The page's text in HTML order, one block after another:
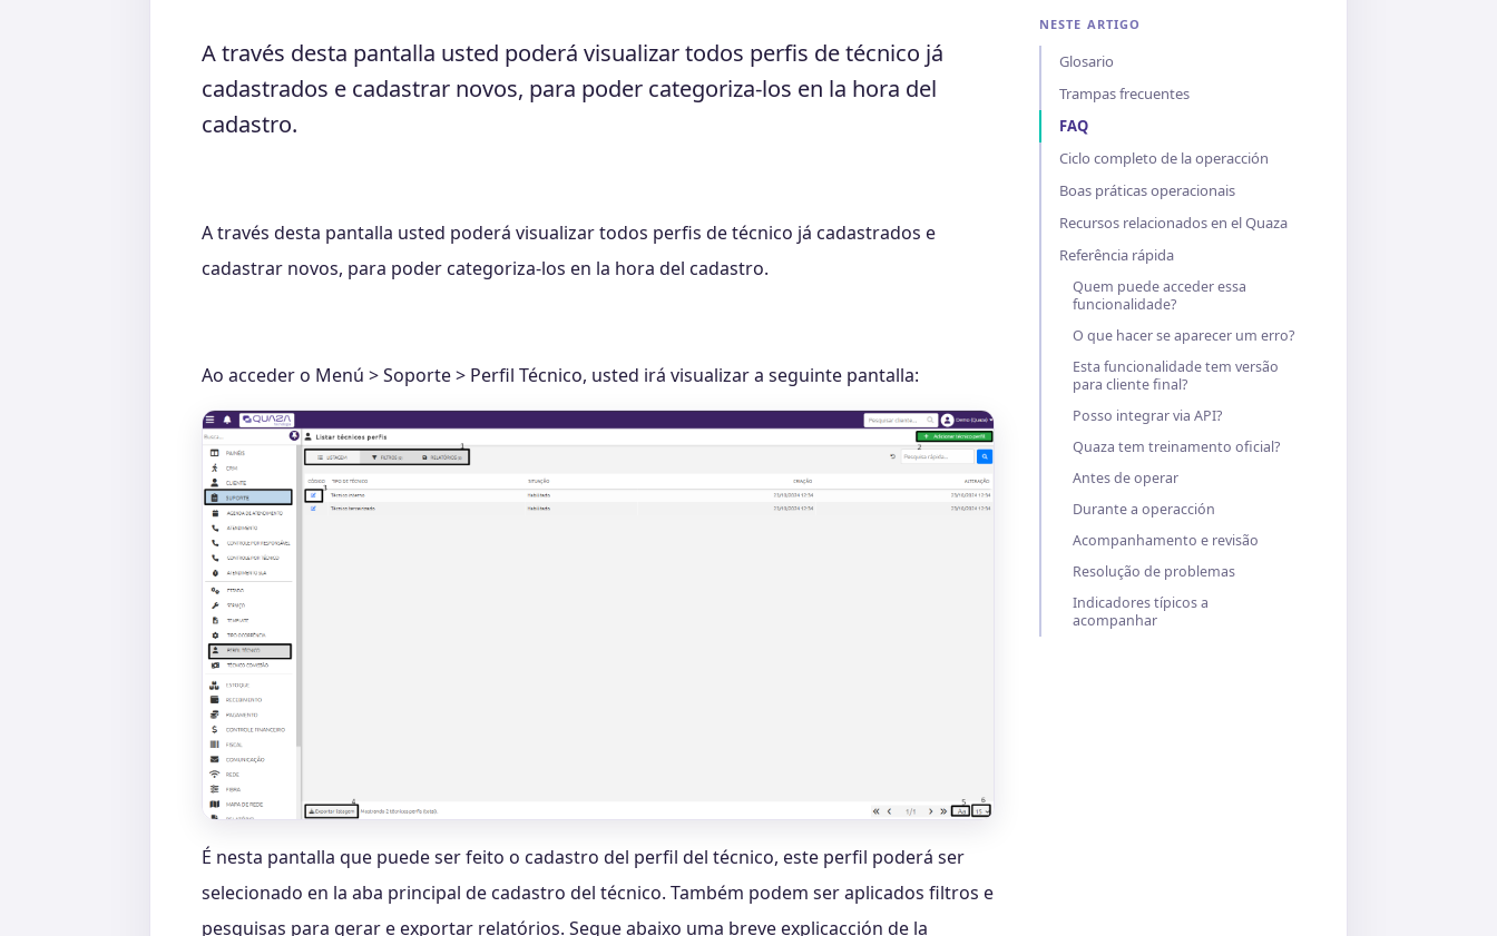
A través desta pantalla usted poderá visualizar todos perfis de técnico já
cadastrados e cadastrar novos, para poder categoriza-los en la hora del
cadastro.
A través desta pantalla usted poderá visualizar todos perfis de técnico já cadastrados e
cadastrar novos, para poder categoriza-los en la hora del cadastro.
Ao acceder o Menú > Soporte > Perfil Técnico, usted irá visualizar a seguinte pantalla:
É nesta pantalla que puede ser feito o cadastro del perfil del técnico, este perfil poderá ser
selecionado en la aba principal de cadastro del técnico. Também podem ser aplicados filtros e
pesquisas para gerar e exportar relatórios. Segue abaixo uma breve explicacción de la
NESTE ARTIGO
Glosario
Trampas frecuentes
FAQ
Ciclo completo de la operacción
Boas práticas operacionais
Recursos relacionados en el Quaza
Referência rápida
Quem puede acceder essa
funcionalidade?
O que hacer se aparecer um erro?
Esta funcionalidade tem versão
para cliente final?
Posso integrar via API?
Quaza tem treinamento oficial?
Antes de operar
Durante a operacción
Acompanhamento e revisão
Resolução de problemas
Indicadores típicos a
acompanhar